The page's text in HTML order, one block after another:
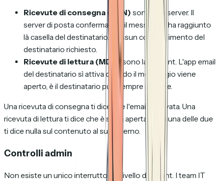
Ricevute di consegna (DSN) sono lato server. Il
server di posta conferma che il messaggio ha raggiunto
là casella del destinatario. Nessun coinvolgimento del
destinatario richiesto.
Ricevute di lettura (MDN) sono lato client. L'app email
del destinatario sì attiva quando il messaggio viene
aperto, è il destinatario può sempre rifiutare.
Una ricevuta di consegna ti dice che l'email è arrivata. Una
ricevuta di lettura ti dice che è stata aperta. Nessuna delle due
ti dice nulla sul contenuto al suo interno.
Controlli admin
Non esiste un unico interruttore a livello di tenant. I team IT